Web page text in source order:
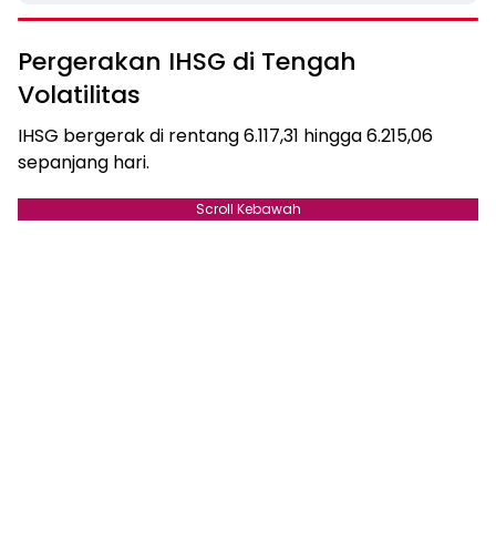
Pergerakan IHSG di Tengah
Volatilitas
IHSG bergerak di rentang 6.117,31 hingga 6.215,06
sepanjang hari.
Scroll Kebawah